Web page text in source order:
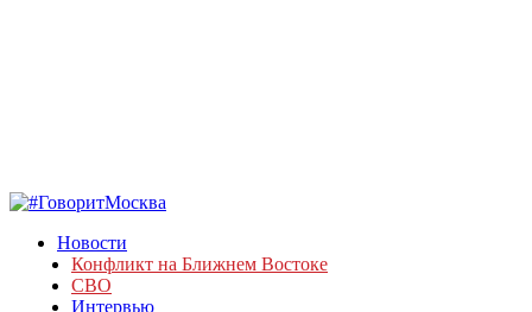
Новости
Конфликт на Ближнем Востоке
СВО
Интервью